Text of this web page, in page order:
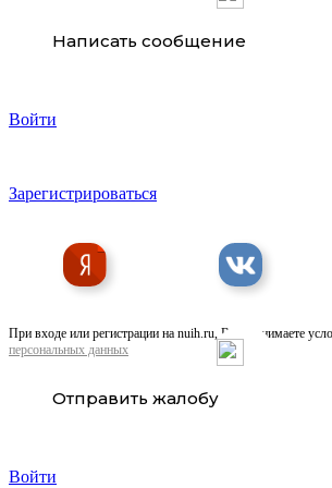
Написать сообщение
Войти
Зарегистрироваться
При входе или регистрации на nuih.ru, Вы принимаете
персональных данных
Отправить жалобу
Войти